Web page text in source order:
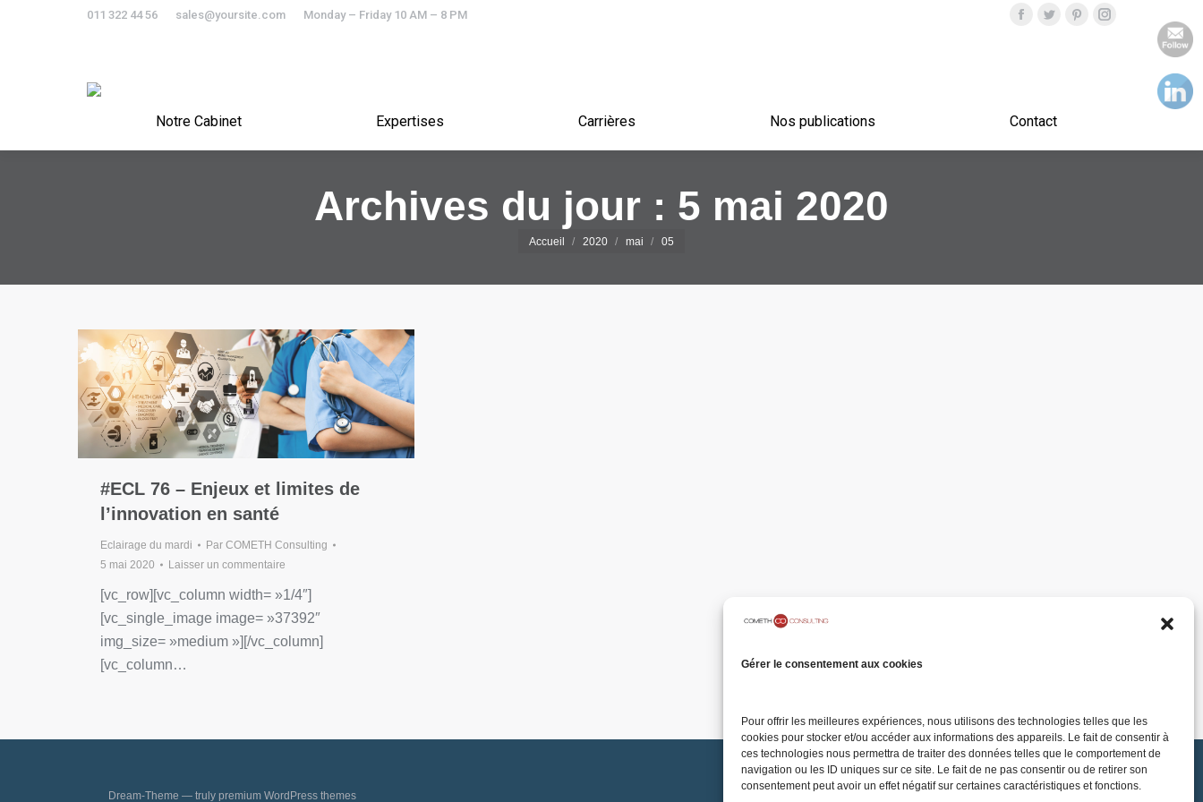
Gérer le consentement aux cookies
Pour offrir les meilleures expériences, nous utilisons des technologies telles que les
cookies pour stocker et/ou accéder aux informations des appareils. Le fait de consentir à
ces technologies nous permettra de traiter des données telles que le comportement de
navigation ou les ID uniques sur ce site. Le fait de ne pas consentir ou de retirer son
consentement peut avoir un effet négatif sur certaines caractéristiques et fonctions.
011 322 44 56 sales@yoursite.com Monday – Friday 10 AM – 8 PM
Notre Cabinet Expertises Carrières Nos publications Contact
Archives du jour : 5 mai 2020
Vous êtes ici :
Accueil 2020 mai 05
#ECL 76 – Enjeux et limites de
l’innovation en santé
Eclairage du mardi Par COMETH Consulting
5 mai 2020
Laisser un commentaire
[vc_row][vc_column width= »1/4″]
[vc_single_image image= »37392″
img_size= »medium »][/vc_column]
[vc_column…
Dream-Theme — truly premium WordPress themes